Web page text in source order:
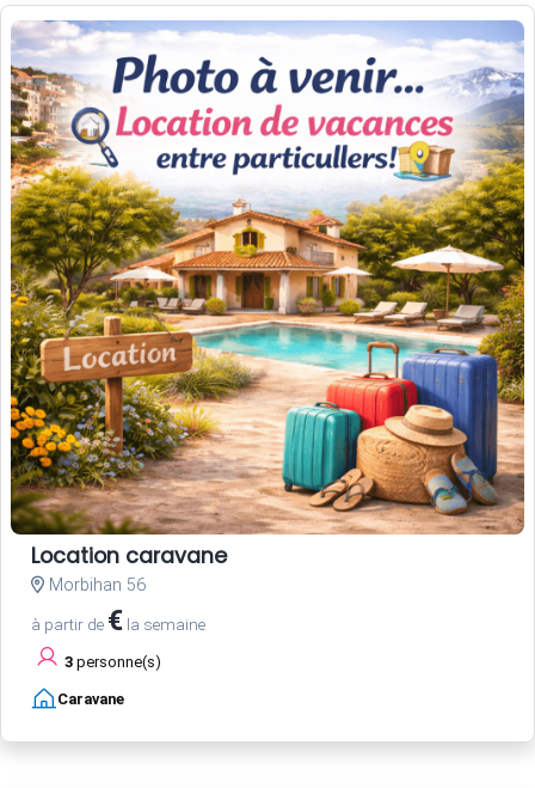
Location caravane
Morbihan 56
à partir de € la semaine
3 personne(s)
Caravane